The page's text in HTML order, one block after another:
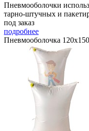
Пневмооболочки
тарно-штучных и
под заказ
подробнее
Пневмооболочка